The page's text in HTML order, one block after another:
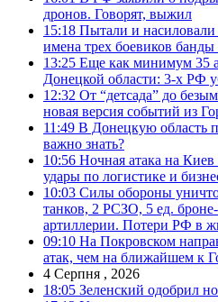
дронов. Говорят, выжил
15:18 Пытали и насиловали
имена трех боевиков банды
13:25 Еще как минимум 35
Донецкой области: 3-х РФ
12:32 От “детсада” до
новая версия событий из
11:49 В Донецкую область
важно знать?
10:56 Ночная атака на Киев
удары по логистике и
10:03 Силы обороны
танков, 2 РСЗО, 5 ед.
артиллерии. Потери РФ в
09:10 На Покровском
атак, чем на ближайшем к
4 Серпня , 2026
18:05 Зеленский одобрил